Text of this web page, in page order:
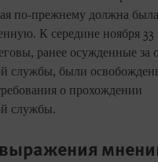
по-прежнему должна была
К середине ноября 33
ранее осужденные за
службы, были
о прохождении
службы.